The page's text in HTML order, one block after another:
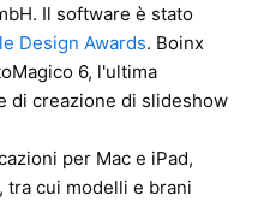
Il software è stato
Design Awards. Boinx
6, l'ultima
di creazione di slideshow
per Mac e iPad,
cui modelli e brani